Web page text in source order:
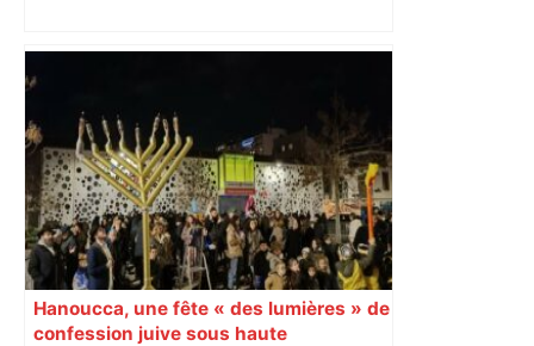
Hanoucca, une fête « des lumières » de
confession juive sous haute